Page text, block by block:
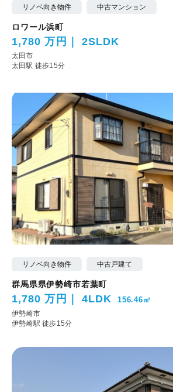
リノベ向き物件 中古マンション
ロワール浜町
1,780 万円 2SLDK
太田市
太田駅 徒歩15分
リノベ向き物件 中古戸建て
群馬県県伊勢崎市若葉町
1,780 万円 4LDK 156.46㎡
伊勢崎市
伊勢崎駅 徒歩15分